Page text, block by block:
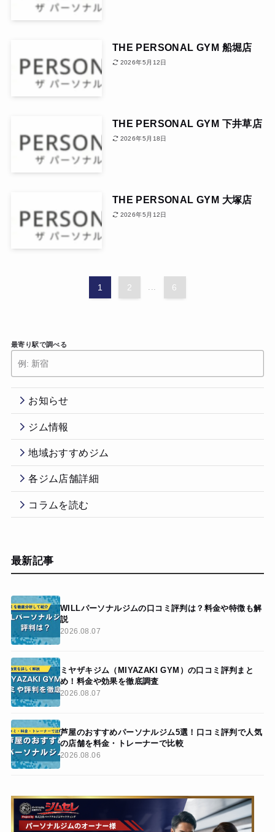
THE PERSONAL GYM 船堀店
2026年5月12日
THE PERSONAL GYM 下井草店
2026年5月18日
THE PERSONAL GYM 大塚店
2026年5月12日
1 2 6
最寄り駅で調べる
お知らせ
ジム情報
地域おすすめジム
各ジム店舗詳細
コラムを読む
最新記事
WILLパーソナルジムの口コミ評判は？料金や特徴も解
説
2026.08.07
ミヤザキジム（MIYAZAKI GYM）の口コミ評判まと
め！料金や効果を徹底調査
2026.08.07
芦屋のおすすめパーソナルジム5選！口コミ評判で人気
の店舗を料金・トレーナーで比較
2026.08.06